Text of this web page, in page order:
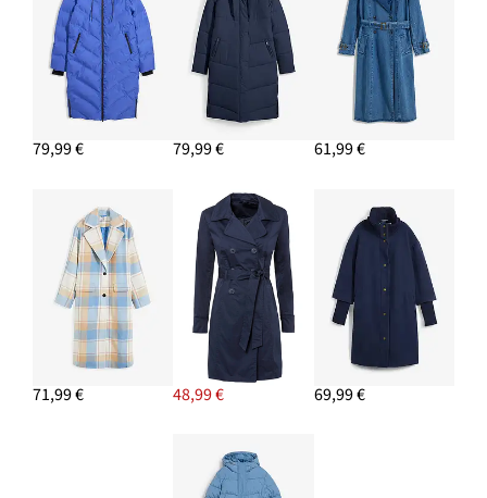
PRIDAŤ DO KOŠÍKA
Strečové džínsy, stredná výška pásu, široké
19,99 €
PRIDAŤ DO KOŠÍKA
79,99 € 79,99 € 61,99 €
71,99 € 48,99 € 69,99 €